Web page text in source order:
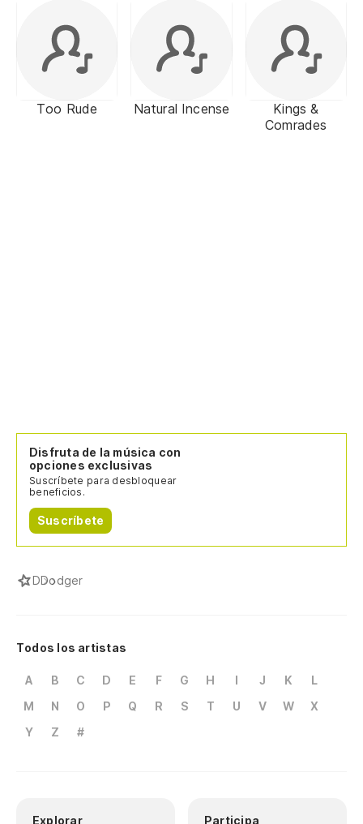
Too Rude Natural Incense
Kings &
Comrades
Disfruta de la música con
opciones exclusivas
Suscríbete para desbloquear
beneficios.
Suscríbete
DDodger
Todos los artistas
A B C D E F G H I J K
L
M
N O P Q R S T U V W
X
Y
Z #
Explorar Participa